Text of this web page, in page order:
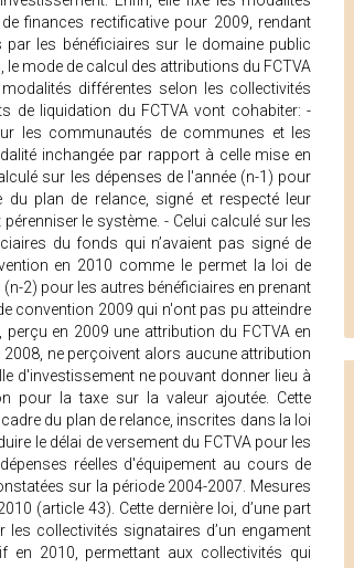
finances rectificative pour 2009, rendant
par les bénéficiaires sur le domaine public
mode de calcul des attributions du FCTVA
différentes selon les collectivités
de liquidation du FCTVA vont cohabiter: -
les communautés de communes et les
inchangée par rapport à celle mise en
sur les dépenses de l'année (n-1) pour
plan de relance, signé et respecté leur
le système. - Celui calculé sur les
du fonds qui n’avaient pas signé de
en 2010 comme le permet la loi de
2) pour les autres bénéficiaires en prenant
convention 2009 qui n'ont pas pu atteindre
perçu en 2009 une attribution du FCTVA en
ne perçoivent alors aucune attribution
d'investissement ne pouvant donner lieu à
pour la taxe sur la valeur ajoutée. Cette
du plan de relance, inscrites dans la loi
le délai de versement du FCTVA pour les
réelles d'équipement au cours de
sur la période 2004-2007. Mesures
(article 43). Cette dernière loi, d’une part
collectivités signataires d’un engament
en 2010, permettant aux collectivités qui